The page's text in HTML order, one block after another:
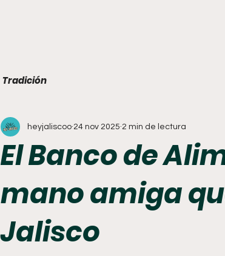
Tradición
El Banco de
mano amiga
Jalisco
heyjaliscoo 24 nov 2025 2 min de lectura